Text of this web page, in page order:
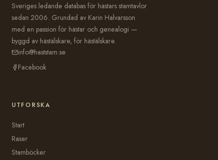
Sveriges ledande databas för hästars stamtavlor
sedan 2006. Grundad av Karin Halvarsson
med en passion för hästar och genealogi —
byggd av hästälskare, för hästälskare.
info@haststam.se
Facebook
UTFORSKA
Start
Raser
Stamböcker